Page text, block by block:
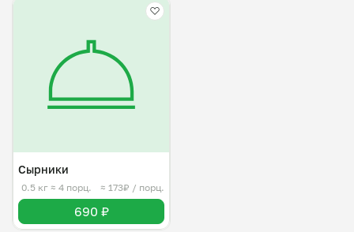
Сырники
0.5 кг ≈ 4 порц. ≈ 173₽ / порц.
690 ₽